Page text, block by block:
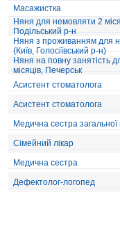
Масажистка
Няня для немовляти 2
Подільський р-н
Няня з проживанням для
(Київ, Голосіївський р-н)
Няня на повну занятість
місяців, Печерськ
Асистент стоматолога
Асистент стоматолога
Медична сестра загальної
Сімейний лікар
Медична сестра
Дефектолог-логопед